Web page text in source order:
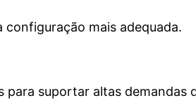
mais adequada.
suportar altas demandas